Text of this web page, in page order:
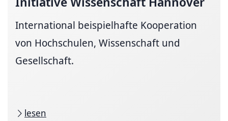
International beispielhafte Kooperation
von Hochschulen, Wissenschaft und
Gesellschaft.
lesen